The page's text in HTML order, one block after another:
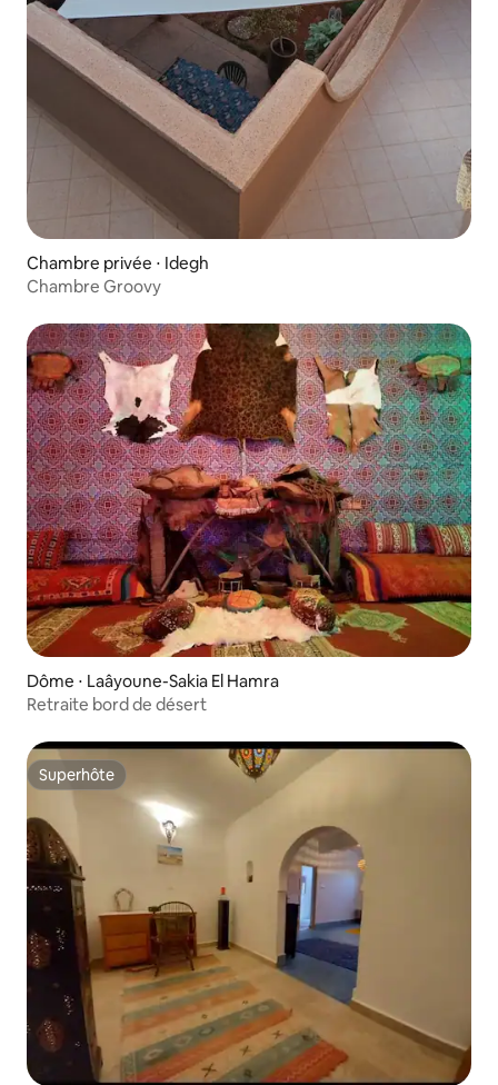
Chambre privée ⋅ Idegh
Chambre Groovy
Dôme ⋅ Laâyoune-Sakia El Hamra
Retraite bord de désert
Superhôte
Superhôte